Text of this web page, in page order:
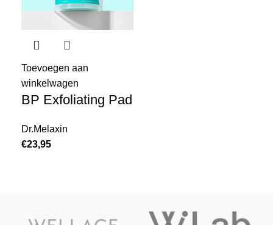
Toevoegen aan
winkelwagen
BP Exfoliating Pad
Dr.Melaxin
€23,95